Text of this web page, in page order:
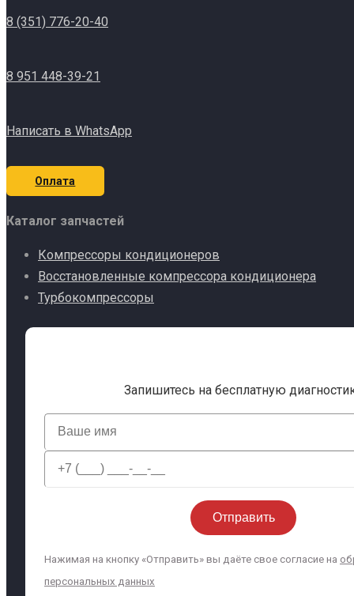
8 (351) 776-20-40
8 951 448-39-21
Написать в WhatsApp
Оплата
Каталог запчастей
Компрессоры кондиционеров
Восстановленные компрессора кондиционера
Турбокомпрессоры
Запишитесь на бесплатную
Нажимая на кнопку «Отправить» вы даёте свое согласие на
персональных данных